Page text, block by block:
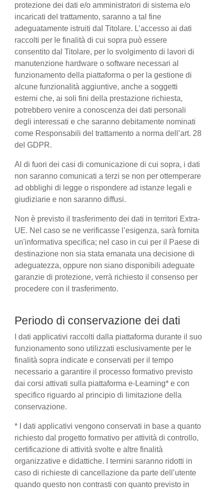
protezione dei dati e/o amministratori di sistema e/o
incaricati del trattamento, saranno a tal fine
adeguatamente istruiti dal Titolare. L’accesso ai dati
raccolti per le finalità di cui sopra può essere
consentito dal Titolare, per lo svolgimento di lavori di
manutenzione hardware o software necessari al
funzionamento della piattaforma o per la gestione di
alcune funzionalità aggiuntive, anche a soggetti
esterni che, ai soli fini della prestazione richiesta,
potrebbero venire a conoscenza dei dati personali
degli interessati e che saranno debitamente nominati
come Responsabili del trattamento a norma dell’art. 28
del GDPR.
Al di fuori dei casi di comunicazione di cui sopra, i dati
non saranno comunicati a terzi se non per ottemperare
ad obblighi di legge o rispondere ad istanze legali e
giudiziarie e non saranno diffusi.
Non è previsto il trasferimento dei dati in territori Extra-
UE. Nel caso se ne verificasse l’esigenza, sarà fornita
un'informativa specifica; nel caso in cui per il Paese di
destinazione non sia stata emanata una decisione di
adeguatezza, oppure non siano disponibili adeguate
garanzie di protezione, verrà richiesto il consenso per
procedere con il trasferimento.
Periodo di conservazione dei dati
I dati applicativi raccolti dalla piattaforma durante il suo
funzionamento sono utilizzati esclusivamente per le
finalità sopra indicate e conservati per il tempo
necessario a garantire il processo formativo previsto
dai corsi attivati sulla piattaforma e-Learning* e con
specifico riguardo al principio di limitazione della
conservazione.
* I dati applicativi vengono conservati in base a quanto
richiesto dal progetto formativo per attività di controllo,
certificazione di attività svolte e altre finalità
organizzative e didattiche. I termini saranno ridotti in
caso di richieste di cancellazione da parte dell’utente
quando questo non contrasti con quanto previsto in